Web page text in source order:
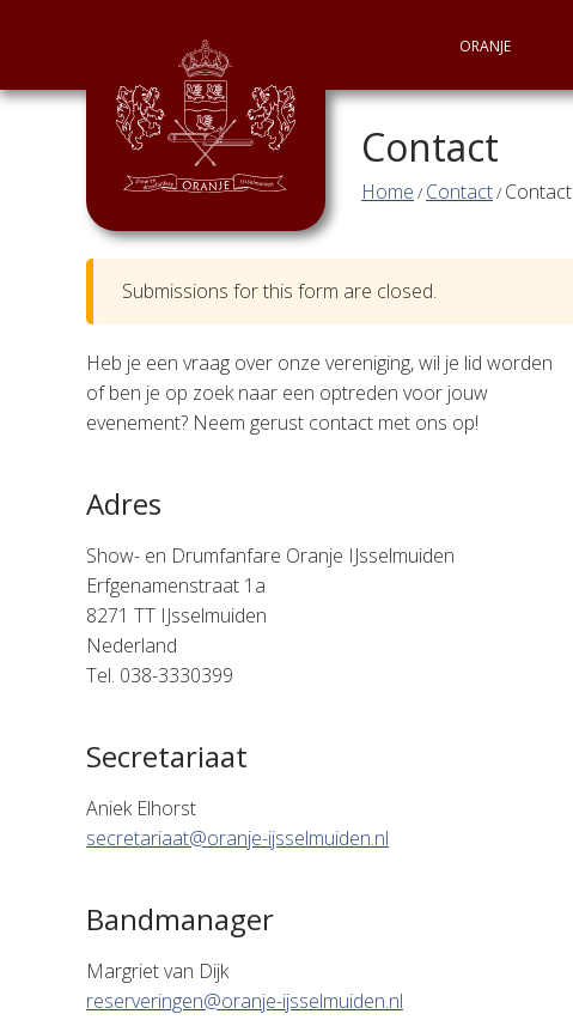
Overslaan en naar de inhoud gaan
Main menu ORANJE
Contact
Home / Contact/ Contact
Waarschuwingsbericht
Submissions for this form are closed.
Heb je een vraag over onze vereniging, wil je lid worden
of ben je op zoek naar een optreden voor jouw
evenement? Neem gerust contact met ons op!
Adres
Show- en Drumfanfare Oranje IJsselmuiden
Erfgenamenstraat 1a
8271 TT IJsselmuiden
Nederland
Tel. 038-3330399
Secretariaat
Aniek Elhorst
secretariaat@oranje-ijsselmuiden.nl
Bandmanager
Margriet van Dijk
reserveringen@oranje-ijsselmuiden.nl